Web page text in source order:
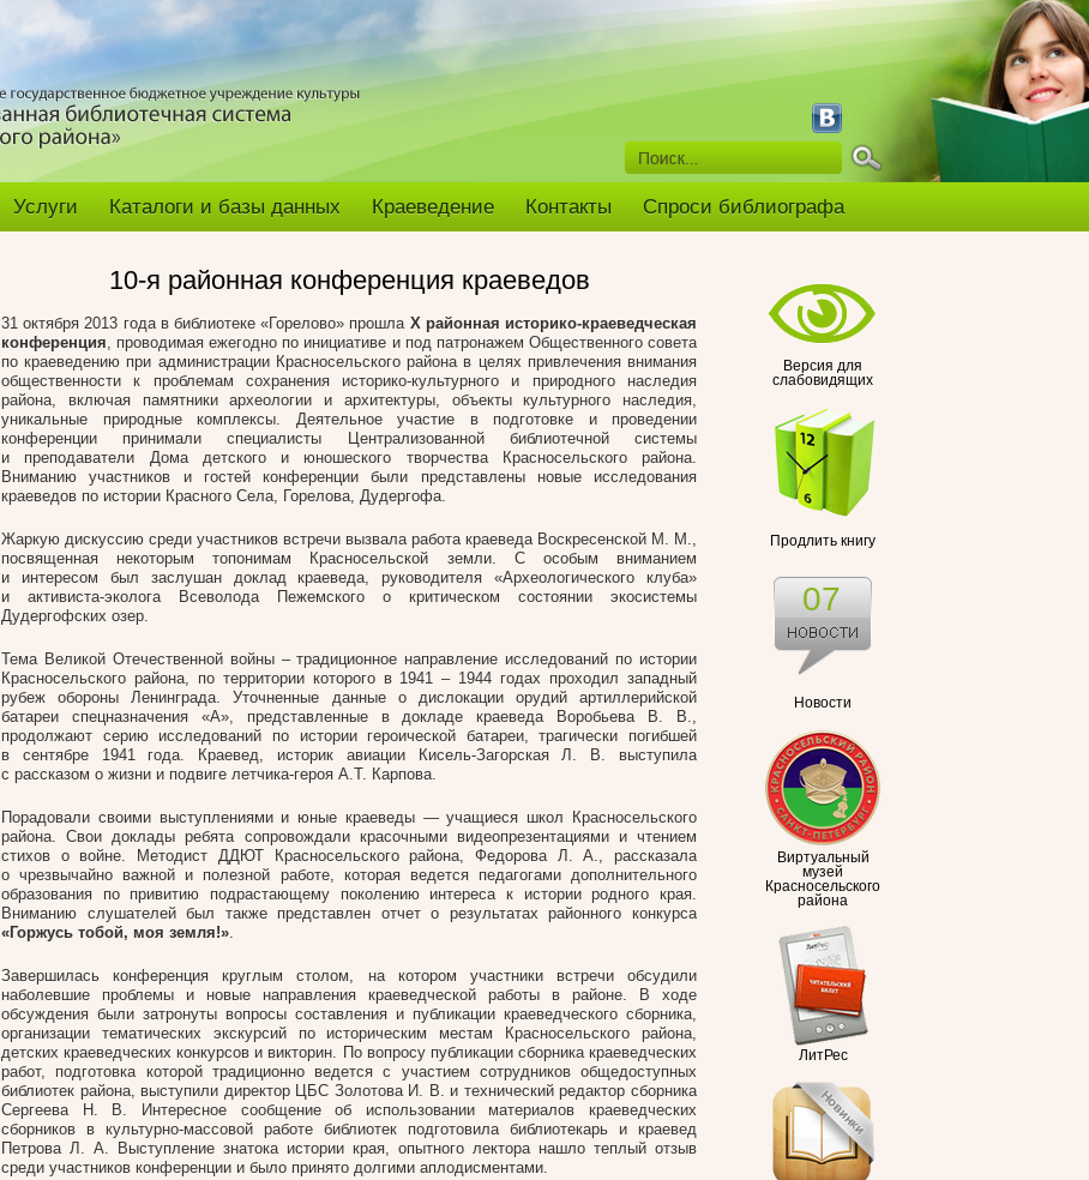
Услуги Каталоги и базы данных Краеведение Контакты Спроси библиографа
Версия для
слабовидящих
Продлить книгу
Новости
07
Виртуальный
музей
Красносельского
района
ЛитРес
10-я районная конференция краеведов
31 октября 2013 года в библиотеке «Горелово» прошла Х районная историко-краеведческая
конференция, проводимая ежегодно по инициативе и под патронажем Общественного совета
по краеведению при администрации Красносельского района в целях привлечения внимания
общественности к проблемам сохранения историко-культурного и природного наследия
района, включая памятники археологии и архитектуры, объекты культурного наследия,
уникальные природные комплексы. Деятельное участие в подготовке и проведении
конференции принимали специалисты Централизованной библиотечной системы
и преподаватели Дома детского и юношеского творчества Красносельского района.
Вниманию участников и гостей конференции были представлены новые исследования
краеведов по истории Красного Села, Горелова, Дудергофа.
Жаркую дискуссию среди участников встречи вызвала работа краеведа Воскресенской М. М.,
посвященная некоторым топонимам Красносельской земли. С особым вниманием
и интересом был заслушан доклад краеведа, руководителя «Археологического клуба»
и активиста-эколога Всеволода Пежемского о критическом состоянии экосистемы
Дудергофских озер.
Тема Великой Отечественной войны – традиционное направление исследований по истории
Красносельского района, по территории которого в 1941 – 1944 годах проходил западный
рубеж обороны Ленинграда. Уточненные данные о дислокации орудий артиллерийской
батареи спецназначения «А», представленные в докладе краеведа Воробьева В. В.,
продолжают серию исследований по истории героической батареи, трагически погибшей
в сентябре 1941 года. Краевед, историк авиации Кисель-Загорская Л. В. выступила
с рассказом о жизни и подвиге летчика-героя А.Т. Карпова.
Порадовали своими выступлениями и юные краеведы — учащиеся школ Красносельского
района. Свои доклады ребята сопровождали красочными видеопрезентациями и чтением
стихов о войне. Методист ДДЮТ Красносельского района, Федорова Л. А., рассказала
о чрезвычайно важной и полезной работе, которая ведется педагогами дополнительного
образования по привитию подрастающему поколению интереса к истории родного края.
Вниманию слушателей был также представлен отчет о результатах районного конкурса
«Горжусь тобой, моя земля!».
Завершилась конференция круглым столом, на котором участники встречи обсудили
наболевшие проблемы и новые направления краеведческой работы в районе. В ходе
обсуждения были затронуты вопросы составления и публикации краеведческого сборника,
организации тематических экскурсий по историческим местам Красносельского района,
детских краеведческих конкурсов и викторин. По вопросу публикации сборника краеведческих
работ, подготовка которой традиционно ведется с участием сотрудников общедоступных
библиотек района, выступили директор ЦБС Золотова И. В. и технический редактор сборника
Сергеева Н. В. Интересное сообщение об использовании материалов краеведческих
сборников в культурно-массовой работе библиотек подготовила библиотекарь и краевед
Петрова Л. А. Выступление знатока истории края, опытного лектора нашло теплый отзыв
среди участников конференции и было принято долгими аплодисментами.